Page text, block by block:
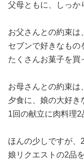
父母ともに、しっ
お父さんとの約束は、
セブンで好きなも
たくさんお菓子を
お母さんとの約束は、
夕食に、娘の大好き
1回の献立に肉料理2
ほんの少しですが、
娘リクエストの2品